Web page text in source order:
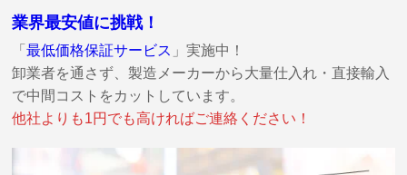
業界最安値に挑戦！
「最低価格保証サービス 」実施中！
卸業者を通さず、製造メーカーから大量仕入れ・直接輸入
で中間コストをカットしています。
他社よりも1円でも高ければご連絡ください！